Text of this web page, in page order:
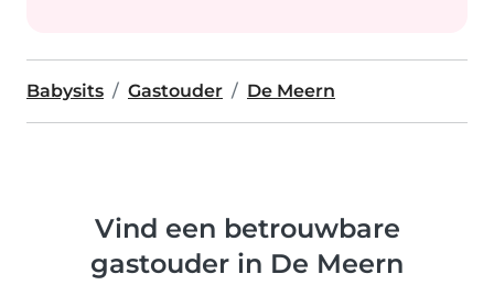
Babysits Gastouder De Meern
Vind een betrouwbare
gastouder in De Meern